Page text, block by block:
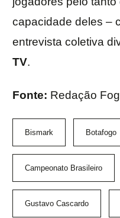
capacidade deles –
entrevista coletiva
TV.
Fonte: Redação
Bismark Botafogo
Campeonato Brasileiro
Gustavo Cascardo